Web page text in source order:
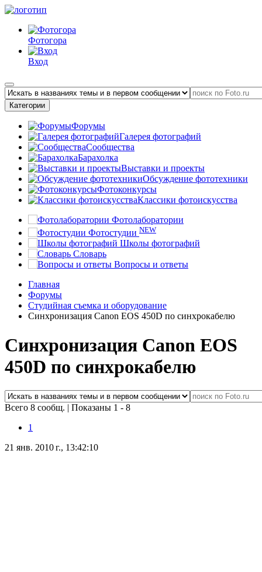
Фотогора
Вход
Категории
Форумы
Галерея фотографий
Сообщества
Барахолка
Выставки и проекты
Обсуждение фототехники
Фотоконкурсы
Классики фотоискусства
Фотолаборатории
Фотостудии NEW
Школы фотографий
Словарь
Вопросы и ответы
Главная
Форумы
Студийная съемка и оборудование
Синхронизация Canon EOS 450D по синхрокабелю
Синхронизация Canon EOS
450D по синхрокабелю
Всего 8 сообщ. | Показаны 1 - 8
1
21 янв. 2010 г., 13:42:10